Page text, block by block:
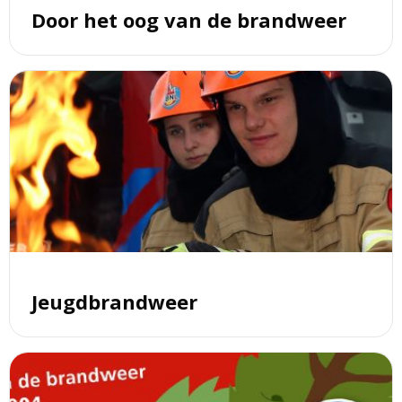
Door het oog van de brandweer
Jeugdbrandweer
Lees
meer
over
Jeugdbrandweer
Lees
meer